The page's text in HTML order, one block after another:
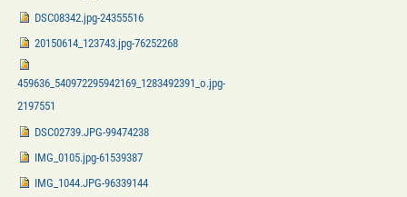
DSC08342.jpg-24355516
20150614_123743.jpg-76252268
459636_540972295942169_1283492391_o.jpg-
2197551
DSC02739.JPG-99474238
IMG_0105.jpg-61539387
IMG_1044.JPG-96339144